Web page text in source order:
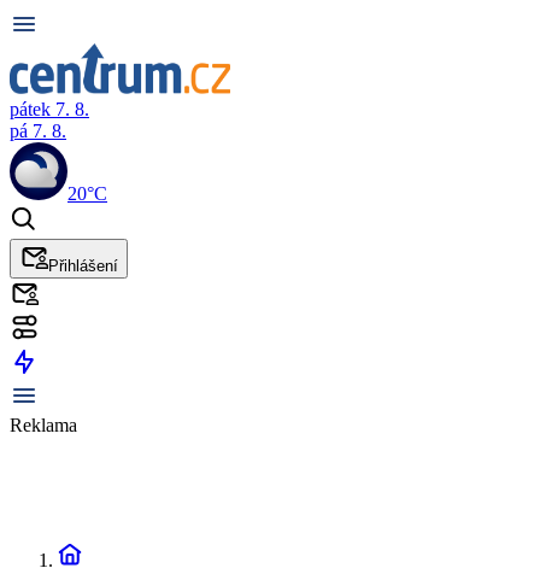
pátek 7. 8.
pá 7. 8.
20°C
Přihlášení
Reklama